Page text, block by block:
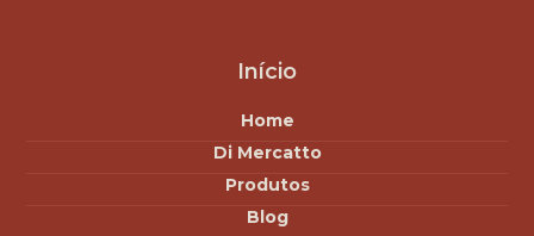
Início
Home
Di Mercatto
Produtos
Blog